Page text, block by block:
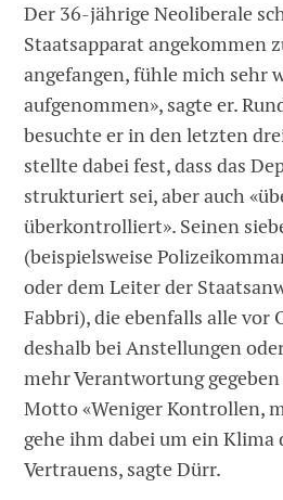
Der 36-jährige Neoliberale
Staatsapparat angekommen
angefangen, fühle mich sehr
aufgenommen», sagte er.
besuchte er in den letzten
stellte dabei fest, dass das
strukturiert sei, aber auch
überkontrolliert». Seinen
(beispielsweise
oder dem Leiter der
Fabbri), die ebenfalls alle vor
deshalb bei Anstellungen
mehr Verantwortung
Motto «Weniger Kontrollen,
gehe ihm dabei um ein Klima
Vertrauens, sagte Dürr.